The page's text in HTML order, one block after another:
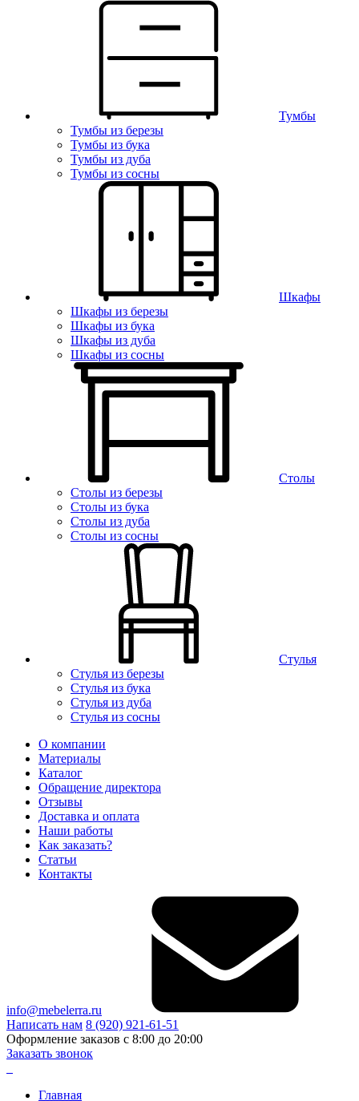
Тумбы
Тумбы из березы
Тумбы из бука
Тумбы из дуба
Тумбы из сосны
Шкафы
Шкафы из березы
Шкафы из бука
Шкафы из дуба
Шкафы из сосны
Столы
Столы из березы
Столы из бука
Столы из дуба
Столы из сосны
Стулья
Стулья из березы
Стулья из бука
Стулья из дуба
Стулья из сосны
О компании
Материалы
Каталог
Обращение директора
Отзывы
Доставка и оплата
Наши работы
Как заказать?
Статьи
Контакты
info@mebelerra.ru
Написать нам 8 (920) 921-61-51
Оформление заказов с 8:00 до 20:00
Заказать звонок
Главная